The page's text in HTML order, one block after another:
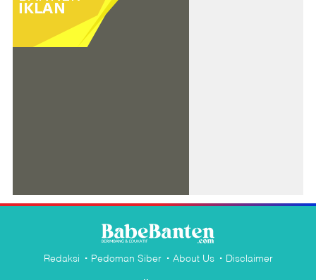
Redaksi Pedoman Siber About Us Disclaimer